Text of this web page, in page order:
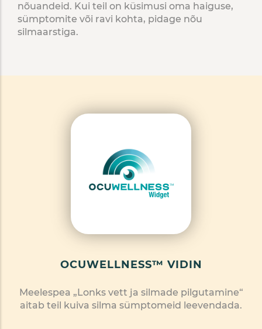
nõuandeid. Kui teil on küsimusi oma haiguse,
sümptomite või ravi kohta, pidage nõu
silmaarstiga.
OCUWELLNESS™ VIDIN
Meelespea „Lonks vett ja silmade pilgutamine“
aitab teil kuiva silma sümptomeid leevendada.